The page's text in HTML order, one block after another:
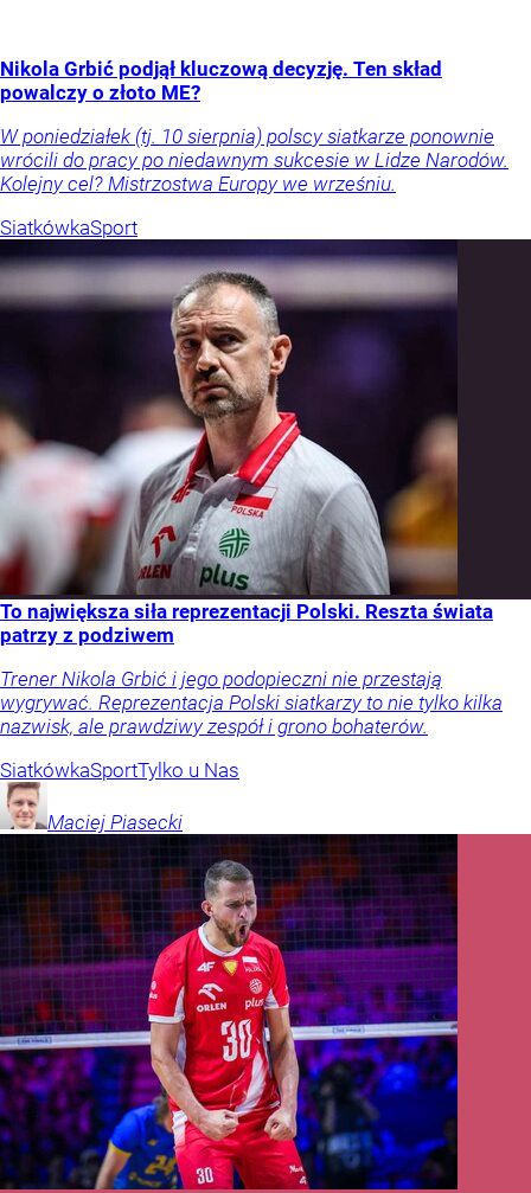
Nikola Grbić podjął kluczową decyzję. Ten skład
powalczy o złoto ME?
W poniedziałek (tj. 10 sierpnia) polscy siatkarze ponownie
wrócili do pracy po niedawnym sukcesie w Lidze Narodów.
Kolejny cel? Mistrzostwa Europy we wrześniu.
SiatkówkaSport
To największa siła reprezentacji Polski. Reszta świata
patrzy z podziwem
Trener Nikola Grbić i jego podopieczni nie przestają
wygrywać. Reprezentacja Polski siatkarzy to nie tylko kilka
nazwisk, ale prawdziwy zespół i grono bohaterów.
SiatkówkaSportTylko u Nas
Maciej Piasecki